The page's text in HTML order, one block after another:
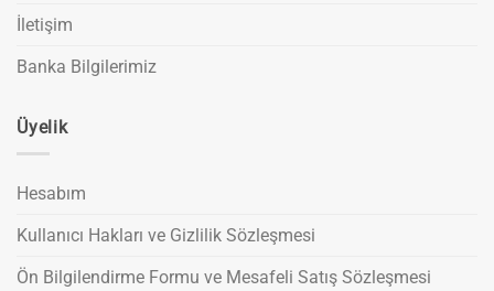
İletişim
Banka Bilgilerimiz
Üyelik
Hesabım
Kullanıcı Hakları ve Gizlilik Sözleşmesi
Ön Bilgilendirme Formu ve Mesafeli Satış Sözleşmesi